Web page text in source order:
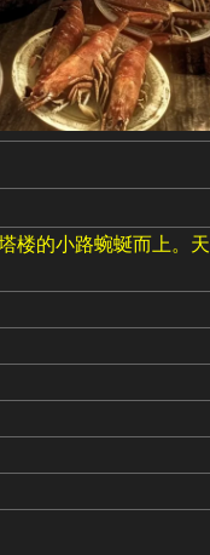
楼的小路蜿蜒而上。